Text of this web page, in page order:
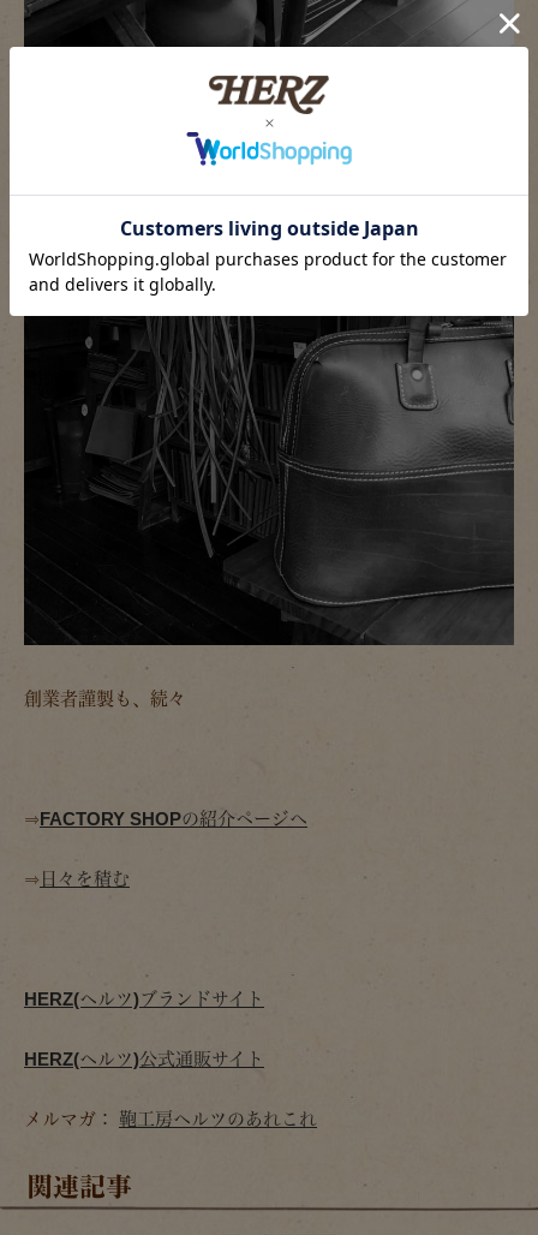
創業者謹製も、続々
⇒FACTORY SHOPの紹介ページへ
⇒ 日々を積む
HERZ(ヘルツ)ブランドサイト
HERZ(ヘルツ)公式通販サイト
メルマガ： 鞄工房ヘルツのあれこれ
関連記事